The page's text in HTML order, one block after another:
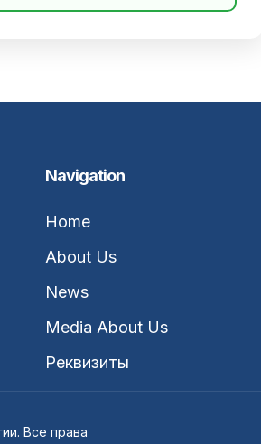
Navigation
Home
About Us
News
Media About Us
Реквизиты
Все права